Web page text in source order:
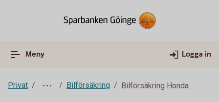
Meny Logga in
Privat Bilförsäkring Bilförsäkring Honda